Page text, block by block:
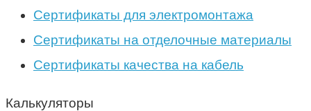
Сертификаты для электромонтажа
Сертификаты на отделочные материалы
Сертификаты качества на кабель
Калькуляторы